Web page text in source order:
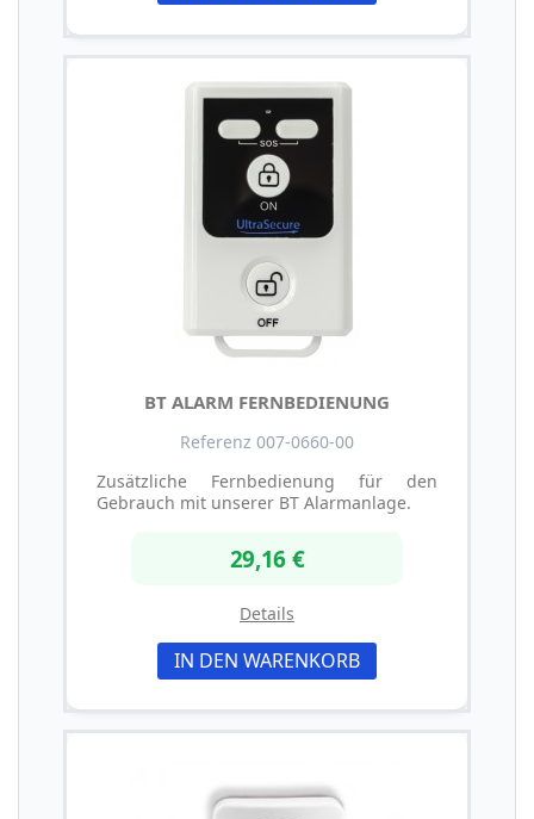
BT ALARM FERNBEDIENUNG
Referenz 007-0660-00
Zusätzliche Fernbedienung für den
Gebrauch mit unserer BT Alarmanlage.
29,16 €
Details
IN DEN WARENKORB